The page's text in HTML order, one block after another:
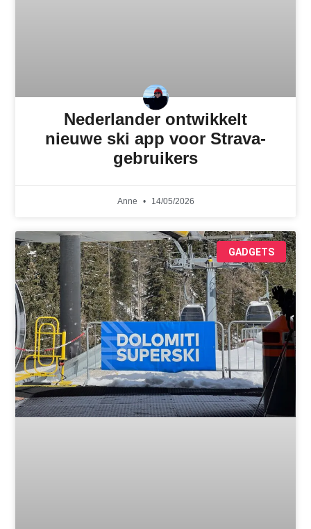
Nederlander ontwikkelt
nieuwe ski app voor Strava-
gebruikers
Anne 14/05/2026
GADGETS